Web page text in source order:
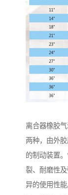
离合器橡胶
两种，由外
的制动装置
裂、耐磨性
异的使用性